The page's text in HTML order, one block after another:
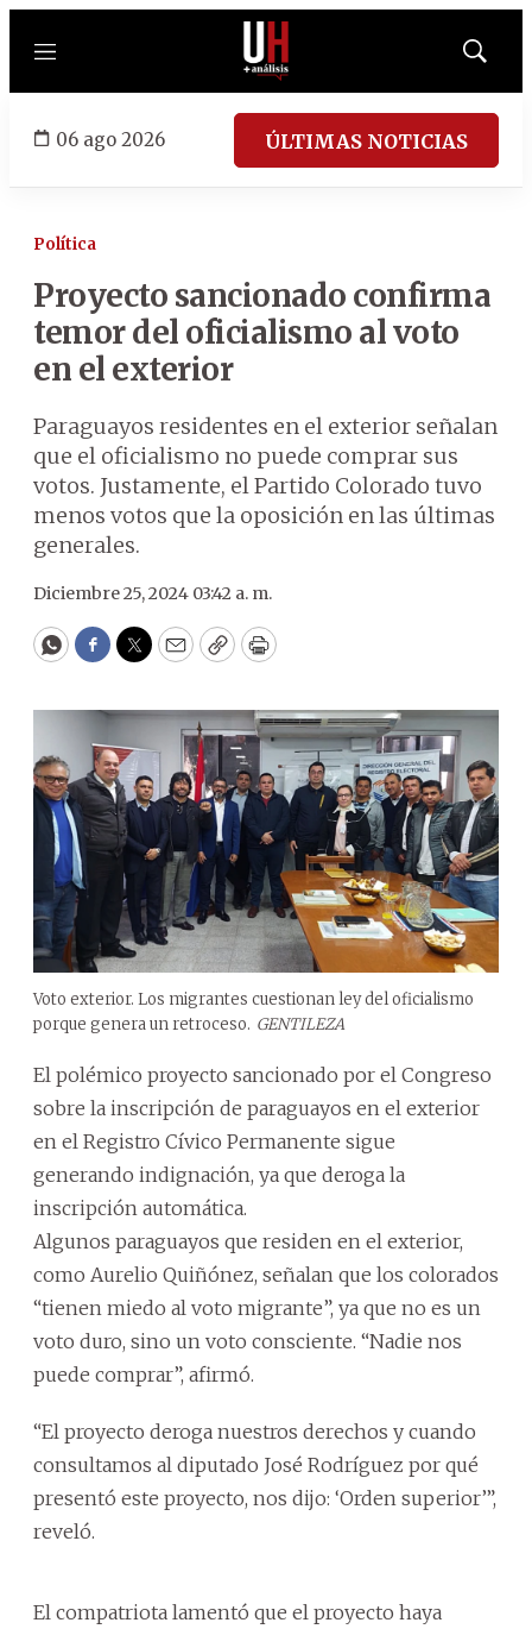
Menú
Mostrar
06 ago 2026 ÚLTIMAS NOTICIAS
Política
Proyecto sancionado confirma
temor del oficialismo al voto
en el exterior
Paraguayos residentes en el exterior señalan
que el oficialismo no puede comprar sus
votos. Justamente, el Partido Colorado tuvo
menos votos que la oposición en las últimas
generales.
Diciembre 25, 2024 03:42 a. m.
WhatsApp
Facebook
Twitter
EmailCopyPrint
Voto exterior. Los migrantes cuestionan ley del oficialismo
porque genera un retroceso. GENTILEZA
El polémico proyecto sancionado por el Congreso
sobre la inscripción de paraguayos en el exterior
en el Registro Cívico Permanente sigue
generando indignación, ya que deroga la
inscripción automática.
Algunos paraguayos que residen en el exterior,
como Aurelio Quiñónez, señalan que los colorados
“tienen miedo al voto migrante”, ya que no es un
voto duro, sino un voto consciente. “Nadie nos
puede comprar”, afirmó.
“El proyecto deroga nuestros derechos y cuando
consultamos al diputado José Rodríguez por qué
presentó este proyecto, nos dijo: ‘Orden superior’”,
reveló.
El compatriota lamentó que el proyecto haya